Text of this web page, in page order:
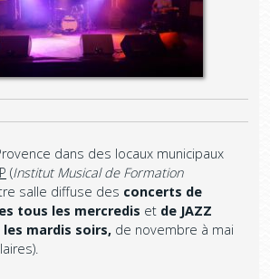
dans des locaux municipaux
(Institut Musical de Formation
salle diffuse des concerts de
tous les mercredis et de JAZZ
mardis soirs, de novembre à mai